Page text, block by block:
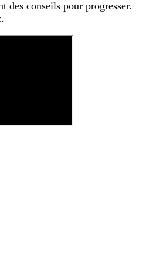
des conseils pour progresser.